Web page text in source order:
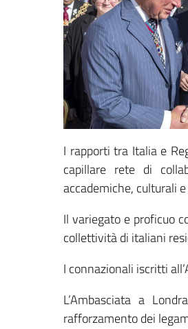
I rapporti tra Italia e
capillare rete di
accademiche, culturali
Il variegato e proficuo
collettività di italiani
I connazionali iscritti
L’Ambasciata a
rafforzamento dei